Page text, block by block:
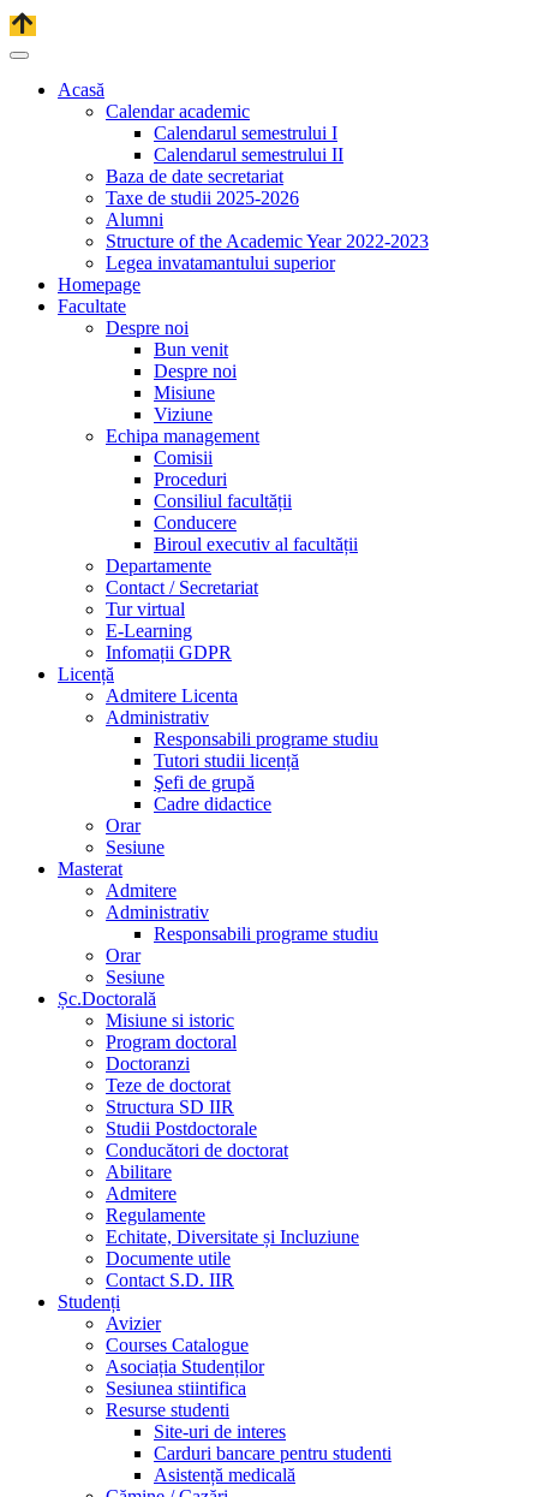
Acasă
Calendar academic
Calendarul semestrului I
Calendarul semestrului II
Baza de date secretariat
Taxe de studii 2025-2026
Alumni
Structure of the Academic Year 2022-2023
Legea invatamantului superior
Homepage
Facultate
Despre noi
Bun venit
Despre noi
Misiune
Viziune
Echipa management
Comisii
Proceduri
Consiliul facultății
Conducere
Biroul executiv al facultății
Departamente
Contact / Secretariat
Tur virtual
E-Learning
Infomații GDPR
Licență
Admitere Licenta
Administrativ
Responsabili programe studiu
Tutori studii licență
Şefi de grupă
Cadre didactice
Orar
Sesiune
Masterat
Admitere
Administrativ
Responsabili programe studiu
Orar
Sesiune
Șc.Doctorală
Misiune si istoric
Program doctoral
Doctoranzi
Teze de doctorat
Structura SD IIR
Studii Postdoctorale
Conducători de doctorat
Abilitare
Admitere
Regulamente
Echitate, Diversitate și Incluziune
Documente utile
Contact S.D. IIR
Studenți
Avizier
Courses Catalogue
Asociația Studenților
Sesiunea stiintifica
Resurse studenti
Site-uri de interes
Carduri bancare pentru studenti
Asistență medicală